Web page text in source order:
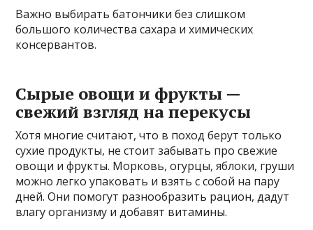
Важно выбирать батончики без слишком
большого количества сахара и химических
консервантов.
Сырые овощи и фрукты —
свежий взгляд на перекусы
Хотя многие считают, что в поход берут только
сухие продукты, не стоит забывать про свежие
овощи и фрукты. Морковь, огурцы, яблоки, груши
можно легко упаковать и взять с собой на пару
дней. Они помогут разнообразить рацион, дадут
влагу организму и добавят витамины.